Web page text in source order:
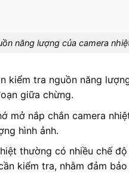
năng lượng của camera
kiểm tra nguồn năng
giữa chừng.
mở nắp chắn camera
hình ảnh.
thường có nhiều chế
kiểm tra, nhằm đảm